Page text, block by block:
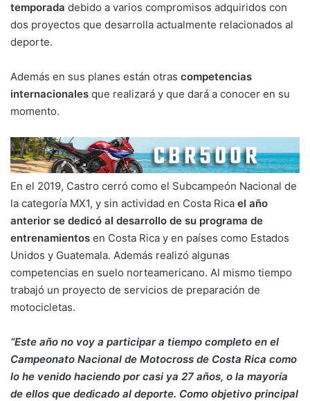
temporada debido a varios compromisos adquiridos con
dos proyectos que desarrolla actualmente relacionados al
deporte.
Además en sus planes están otras competencias
internacionales que realizará y que dará a conocer en su
momento.
En el 2019, Castro cerró como el Subcampeón Nacional de
la categoría MX1, y sin actividad en Costa Rica el año
anterior se dedicó al desarrollo de su programa de
entrenamientos en Costa Rica y en países como Estados
Unidos y Guatemala. Además realizó algunas
competencias en suelo norteamericano. Al mismo tiempo
trabajó un proyecto de servicios de preparación de
motocicletas.
“Este año no voy a participar a tiempo completo en el
Campeonato Nacional de Motocross de Costa Rica como
lo he venido haciendo por casi ya 27 años, o la mayoría
de ellos que dedicado al deporte. Como objetivo principal